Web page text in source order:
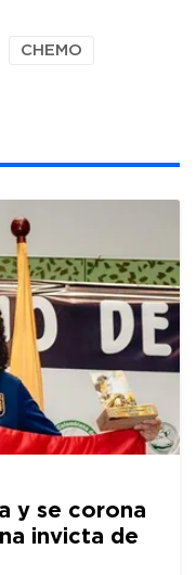
CHEMO
y se corona
invicta de